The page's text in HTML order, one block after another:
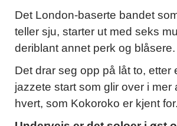
Det London-baserte bandet
teller sju, starter ut med seks
deriblant annet perk og blåsere.
Det drar seg opp på låt to, etter
jazzete start som glir over i mer
hvert, som Kokoroko er kjent for.